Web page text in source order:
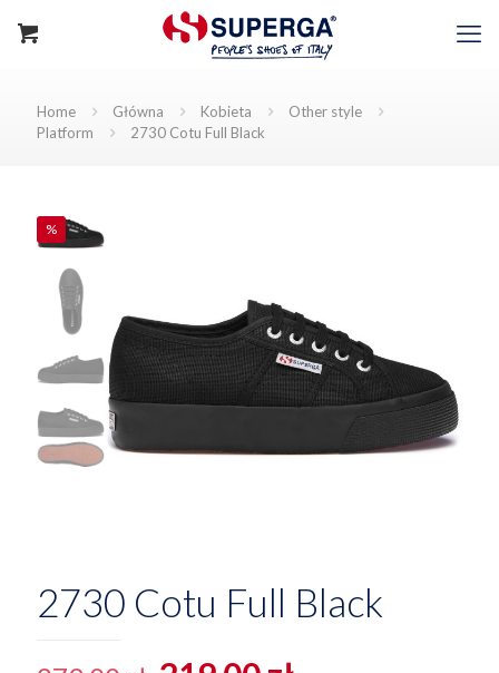
Home Główna Kobieta
Other style
Platform
2730 Cotu Full Black
%
2730 Cotu Full Black